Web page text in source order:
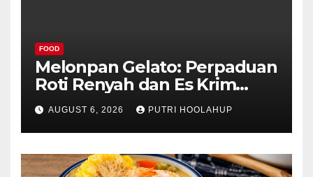
FOOD
Melonpan Gelato: Perpaduan
Roti Renyah dan Es Krim
Lembut yang Menggoda
AUGUST 6, 2026 PUTRI HOOLAHUP